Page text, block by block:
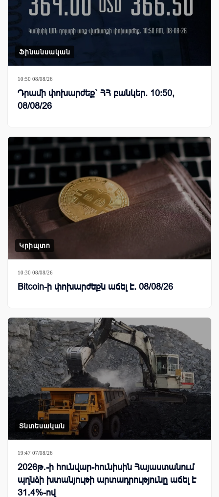
Ֆինանսական
10:50 08/08/26
Դրամի փոխարժեք` ՀՀ բանկեր. 10:50,
08/08/26
Կրիպտո
10:30 08/08/26
Bitcoin-ի փոխարժեքն աճել է. 08/08/26
Տնտեսական
19:47 07/08/26
2026թ․-ի հունվար-հունիսին Հայաստանում
պղնձի խտանյութի արտադրությունը աճել է
31․4%-ով